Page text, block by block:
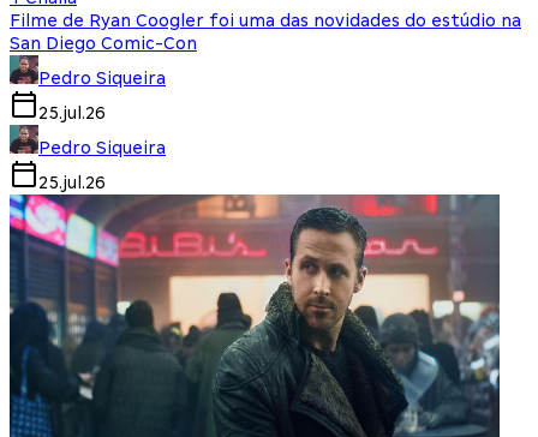
Filme de Ryan Coogler foi uma das novidades do estúdio na
San Diego Comic-Con
Pedro Siqueira
25.jul.26
Pedro Siqueira
25.jul.26